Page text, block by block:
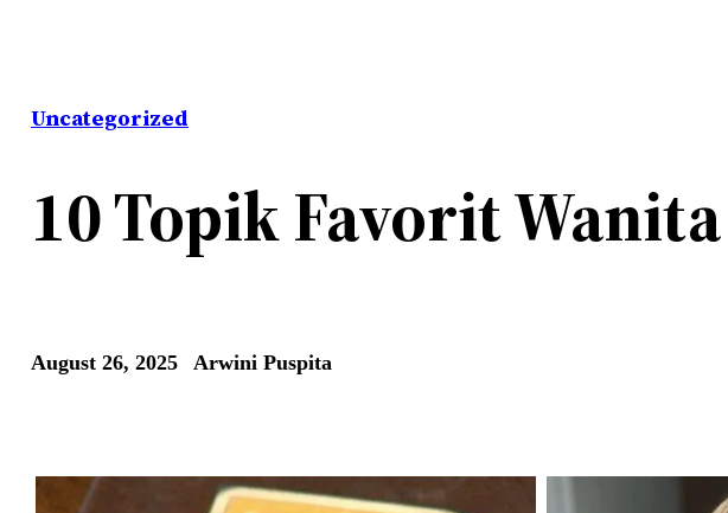
Uncategorized
10 Topik Favorit
August 26, 2025 Arwini Puspita